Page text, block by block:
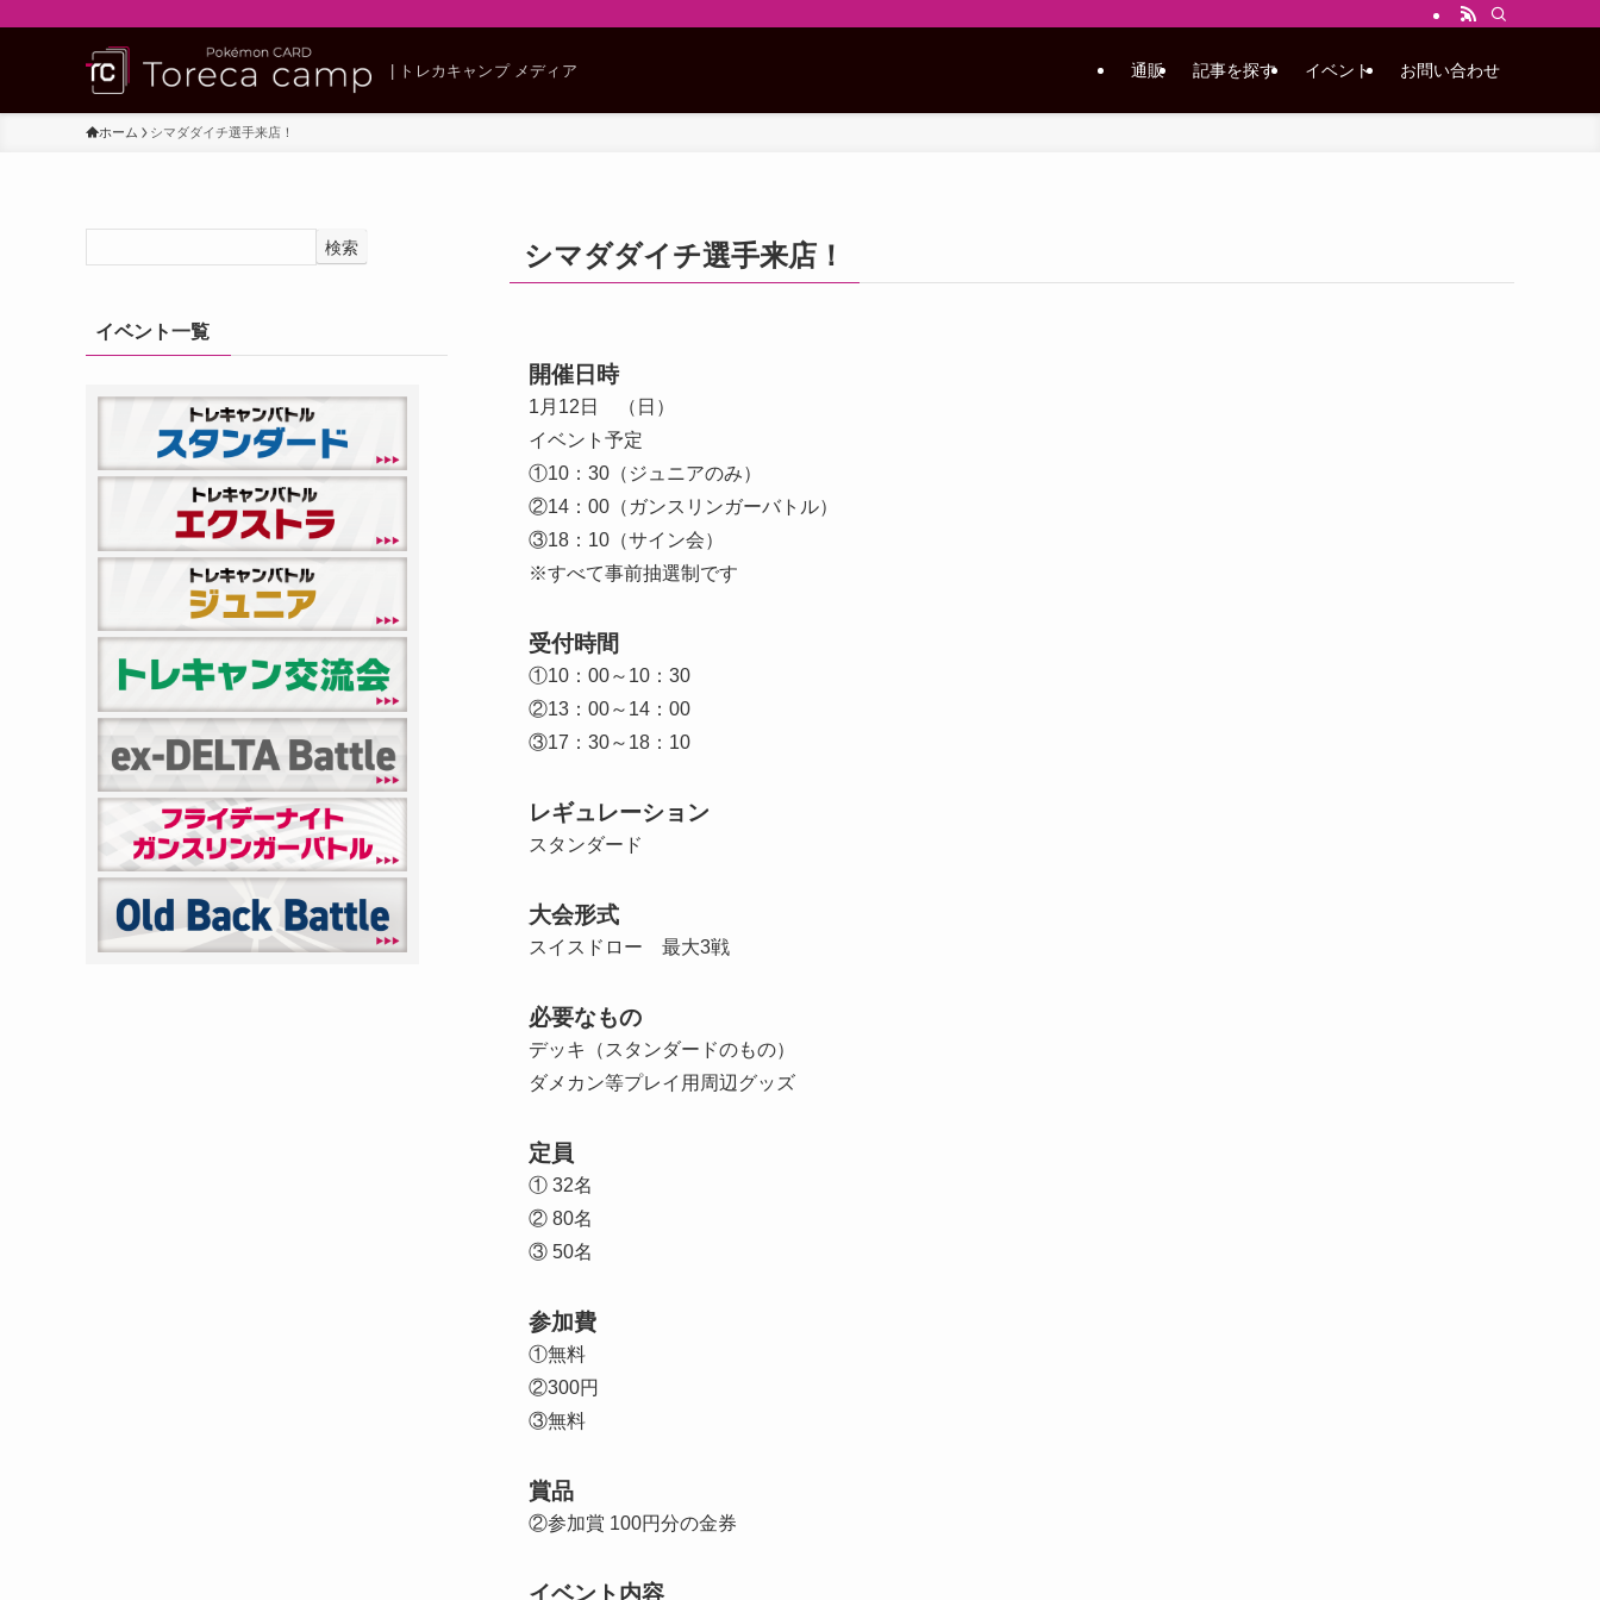
| トレカキャンプ メディア 通販 記事を探す イベント お問い合わせ
ホーム シマダダイチ選手来店！
シマダダイチ選手来店！
開催日時
1月12日 （日）
イベント予定
①10：30（ジュニアのみ）
②14：00（ガンスリンガーバトル）
③18：10（サイン会）
※すべて事前抽選制です
受付時間
①10：00～10：30
②13：00～14：00
③17：30～18：10
レギュレーション
スタンダード
大会形式
スイスドロー 最大3戦
必要なもの
デッキ（スタンダードのもの）
ダメカン等プレイ用周辺グッズ
定員
① 32名
② 80名
③ 50名
参加費
①無料
②300円
③無料
賞品
②参加賞 100円分の金券
イベント内容
検索
イベント一覧